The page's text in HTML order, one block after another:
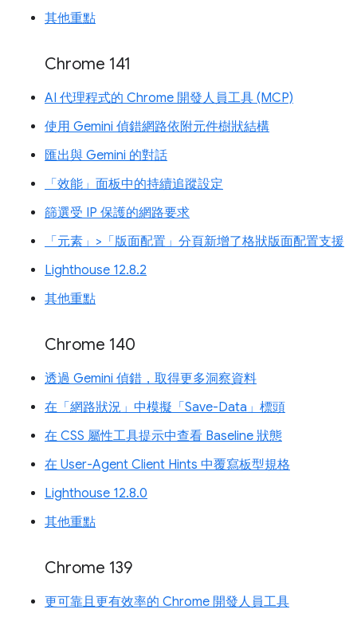
其他重點
Chrome 141
AI 代理程式的 Chrome 開發人員工具 (MCP)
使用 Gemini 偵錯網路依附元件樹狀結構
匯出與 Gemini 的對話
「效能」面板中的持續追蹤設定
篩選受 IP 保護的網路要求
「元素」>「版面配置」分頁新增了格狀版面配置支援
Lighthouse 12.8.2
其他重點
Chrome 140
透過 Gemini 偵錯，取得更多洞察資料
在「網路狀況」中模擬「Save-Data」標頭
在 CSS 屬性工具提示中查看 Baseline 狀態
在 User-Agent Client Hints 中覆寫板型規格
Lighthouse 12.8.0
其他重點
Chrome 139
更可靠且更有效率的 Chrome 開發人員工具